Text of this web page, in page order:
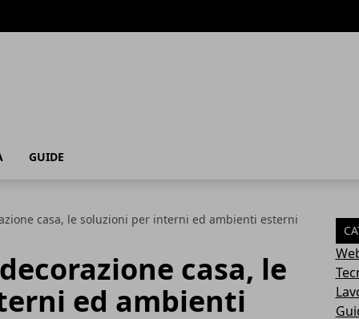
GUIDE
casa, le soluzioni per interni ed ambienti esterni
casa, le
ed ambienti